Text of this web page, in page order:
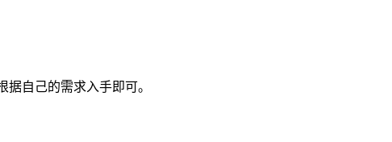
自己的需求入手即可。